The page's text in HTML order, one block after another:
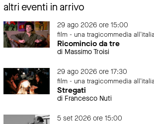
altri eventi in arrivo
29 ago 2026 ore 15:00
film - una tragicommedia
Ricomincio da tre
di Massimo Troisi
29 ago 2026 ore 17:30
film - una tragicommedia
Stregati
di Francesco Nuti
5 set 2026 ore 15:00